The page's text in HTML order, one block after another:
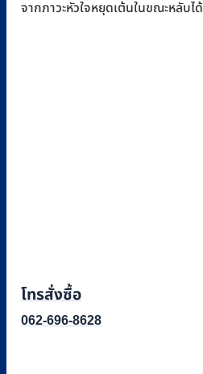
จากภาวะหัวใจหยุดเต้นในขณะหลับได้
โทรสั่งซื้อ
062-696-8628